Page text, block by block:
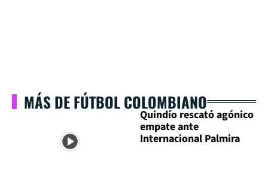
MÁS DE FÚTBOL COLOMBIANO
Quindío rescató agónico
empate ante
Internacional Palmira